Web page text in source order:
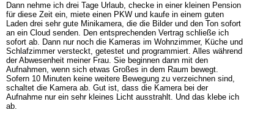
Dann nehme ich drei Tage Urlaub, checke in einer kleinen Pension
für diese Zeit ein, miete einen PKW und kaufe in einem guten
Laden drei sehr gute Minikamera, die die Bilder und den Ton sofort
an ein Cloud senden. Den entsprechenden Vertrag schließe ich
sofort ab. Dann nur noch die Kameras im Wohnzimmer, Küche und
Schlafzimmer versteckt, getestet und programmiert. Alles während
der Abwesenheit meiner Frau. Sie beginnen dann mit den
Aufnahmen, wenn sich etwas Großes in dem Raum bewegt.
Sofern 10 Minuten keine weitere Bewegung zu verzeichnen sind,
schaltet die Kamera ab. Gut ist, dass die Kamera bei der
Aufnahme nur ein sehr kleines Licht ausstrahlt. Und das klebe ich
ab.